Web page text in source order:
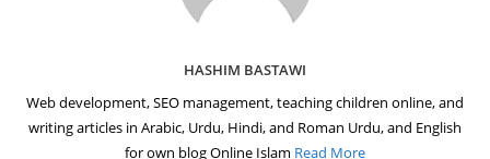
HASHIM BASTAWI
Web development, SEO management, teaching children online, and
writing articles in Arabic, Urdu, Hindi, and Roman Urdu, and English
for own blog Online Islam Read More